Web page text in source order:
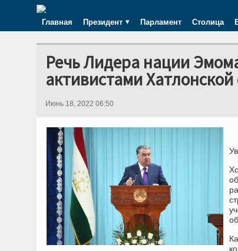
Главная Президент Парламент Столица
Речь Лидера нации
активистами
Июнь 18, 2022 06:50